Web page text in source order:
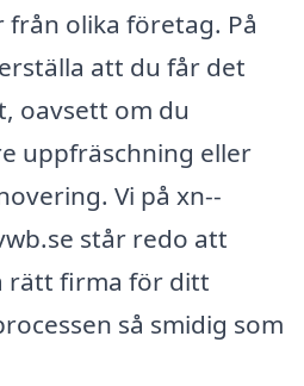
olika företag. På
att du får det
oavsett om du
uppfräschning eller
Vi på xn--
står redo att
rätt firma för ditt
så smidig som